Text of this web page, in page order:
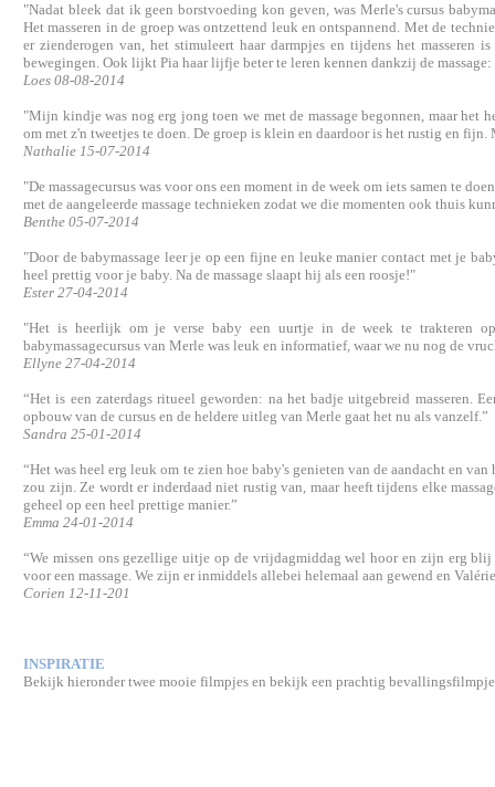
"Nadat bleek dat ik geen borstvoeding kon geven, was Merle's cursus
Het masseren in de groep was ontzettend leuk en ontspannend. Met de
er zienderogen van, het stimuleert haar darmpjes en tijdens het
bewegingen. Ook lijkt Pia haar lijfje beter te leren kennen dankzij de
Loes 08-08-2014
"Mijn kindje was nog erg jong toen we met de massage begonnen, maar het
om met z'n tweetjes te doen. De groep is klein en daardoor is het rustig en
Nathalie 15-07-2014
"De massagecursus was voor ons een moment in de week om iets samen te
met de aangeleerde massage technieken zodat we die momenten ook thuis
Benthe 05-07-2014
"Door de babymassage leer je op een fijne en leuke manier contact met je
heel prettig voor je baby. Na de massage slaapt hij als een roosje!"
Ester 27-04-2014
"Het is heerlijk om je verse baby een uurtje in de week te trakteren
babymassagecursus van Merle was leuk en informatief, waar we nu nog de
Ellyne 27-04-2014
“Het is een zaterdags ritueel geworden: na het badje uitgebreid masseren.
opbouw van de cursus en de heldere uitleg van Merle gaat het nu als vanzelf.”
Sandra 25-01-2014
“Het was heel erg leuk om te zien hoe baby's genieten van de aandacht en
zou zijn. Ze wordt er inderdaad niet rustig van, maar heeft tijdens elke
geheel op een heel prettige manier.”
Emma 24-01-2014
“We missen ons gezellige uitje op de vrijdagmiddag wel hoor en zijn erg
voor een massage. We zijn er inmiddels allebei helemaal aan gewend en
Corien 12-11-201
INSPIRATIE
Bekijk hieronder twee mooie filmpjes en bekijk een prachtig